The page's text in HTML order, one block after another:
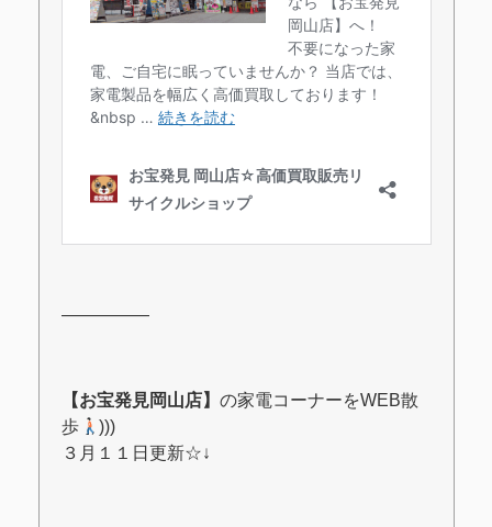
―――――
【お宝発見岡山店】 の家電コーナーをWEB散
歩
)))
３月１１日更新☆↓